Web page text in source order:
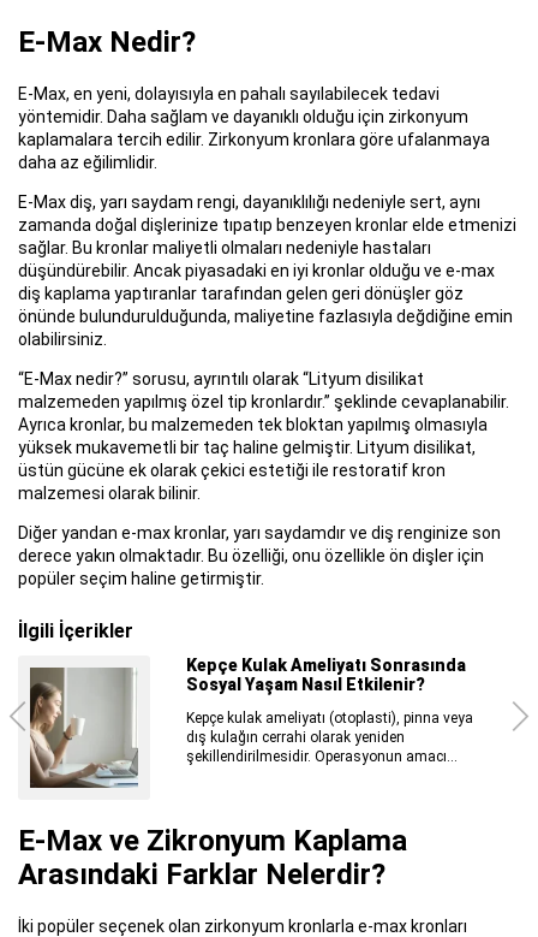
E-Max Nedir?
E-Max, en yeni, dolayısıyla en pahalı sayılabilecek tedavi
yöntemidir. Daha sağlam ve dayanıklı olduğu için zirkonyum
kaplamalara tercih edilir. Zirkonyum kronlara göre ufalanmaya
daha az eğilimlidir.
E-Max diş, yarı saydam rengi, dayanıklılığı nedeniyle sert, aynı
zamanda doğal dişlerinize tıpatıp benzeyen kronlar elde etmenizi
sağlar. Bu kronlar maliyetli olmaları nedeniyle hastaları
düşündürebilir. Ancak piyasadaki en iyi kronlar olduğu ve e-max
diş kaplama yaptıranlar tarafından gelen geri dönüşler göz
önünde bulundurulduğunda, maliyetine fazlasıyla değdiğine emin
olabilirsiniz.
“E-Max nedir?” sorusu, ayrıntılı olarak “Lityum disilikat
malzemeden yapılmış özel tip kronlardır.” şeklinde cevaplanabilir.
Ayrıca kronlar, bu malzemeden tek bloktan yapılmış olmasıyla
yüksek mukavemetli bir taç haline gelmiştir. Lityum disilikat,
üstün gücüne ek olarak çekici estetiği ile restoratif kron
malzemesi olarak bilinir.
Diğer yandan e-max kronlar, yarı saydamdır ve diş renginize son
derece yakın olmaktadır. Bu özelliği, onu özellikle ön dişler için
popüler seçim haline getirmiştir.
İlgili İçerikler
Cilt Gençleştirme Yöntemleri
Nelerdir?
Cilt gençleştirme yöntemleri, yaşlanma
belirtilerini ortadan kaldırmak veya hafifletmek
E-Max ve Zikronyum Kaplama
Arasındaki Farklar Nelerdir?
İki popüler seçenek olan zirkonyum kronlarla e-max kronları